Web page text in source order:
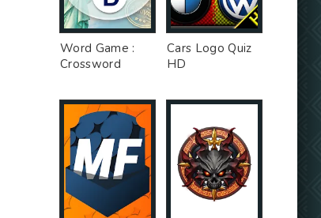
Word Game :
Crossword
Cars Logo Quiz
HD